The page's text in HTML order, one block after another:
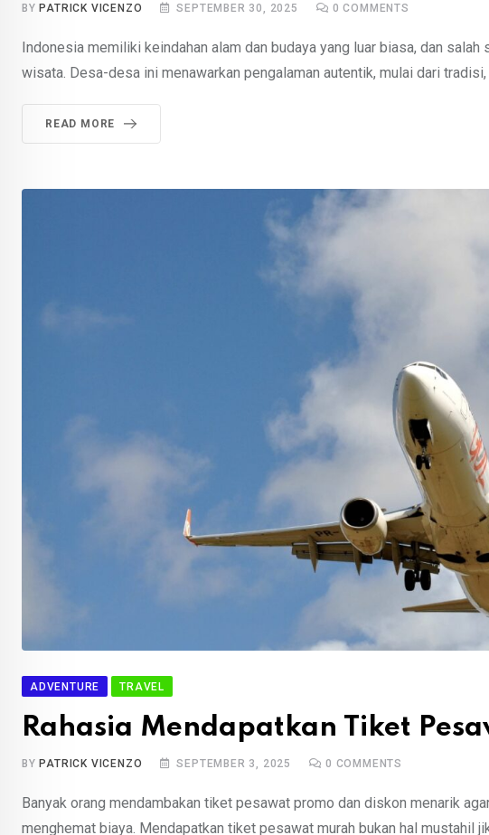
BYPATRICK VICENZO SEPTEMBER 30, 2025 0 COMMENTS
Indonesia memiliki keindahan alam dan budaya yang luar biasa, dan
wisata. Desa-desa ini menawarkan pengalaman autentik, mulai dari tradisi,
READ MORE
ADVENTURE TRAVEL
Rahasia Mendapatkan Tiket
BYPATRICK VICENZO SEPTEMBER 3, 2025 0 COMMENTS
Banyak orang mendambakan tiket pesawat promo dan diskon menarik
menghemat biaya. Mendapatkan tiket pesawat murah bukan hal mustahil